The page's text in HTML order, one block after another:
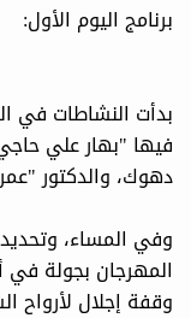
برنامج اليوم الأول:
فيها "بهار علي
دهوك، والدكتور
وقفة إجلال لأرواح